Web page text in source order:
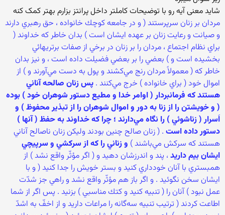
شاید معنی آیه رو با توضیحات کاملتر داخل پرانتز بزارم بهتر کمک کنه
‏مردان بر زنان سرپرستند ( و در جامعه كوچك خانواده ، حق رهبري دارند
و صيانت و رعايت زنان بر عهده ايشان است ) بدان خاطر كه خداوند (
براي نظام اجتماع ، مردان را بر زنان در برخي از صفات برتريهائي
بخشيده است و ) بعضي را بر بعضي فضيلت داده است ، و نيز بدان
خاطر كه ( معمولاً مردان رنج مي‌كشند و پول به دست مي‌آورند و ) از
اموال خود ( براي خانواده ) خرج مي‌كنند . پس زنان صالحه آناني
هستند كه فرمانبردار ( اوامر خدا و مطيع دستور شوهران خود ) بوده
( و خويشتن را از زنا به دور و اموال شوهران را از تبذير محفوظ ) و
اَسرار ( زناشوئي ) را نگاه مي‌دارند ؛ چرا كه خداوند به حفظ ( آنها )
دستور داده است . ( زنان صالح چنين بودند وليكن زنان ناصالح آناني
هستند كه سركش مي‌باشند ) و زناني را كه از سركشي و سرپيچي
ايشان بيم داريد ، پند و اندرزشان دهيد و ( اگر مؤثّر واقع نشد ) از
همبستري با آنان خودداري كنيد و بستر خويش را جدا كنيد ( و با
ايشان سخن نگوئيد . و اگر باز هم مؤثّر واقع نشد و راهي جز شدّت
عمل نبود ) آنان را ( تنبيه كنيد و كتك مناسبي ) بزنيد . پس اگر از شما
اطاعت كردند ( ترتيب تنبيه سه‌گانه را مراعات داريد و از اخفّ به اشدّ